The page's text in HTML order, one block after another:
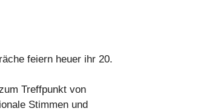
feiern heuer ihr 20.
Treffpunkt von
Stimmen und